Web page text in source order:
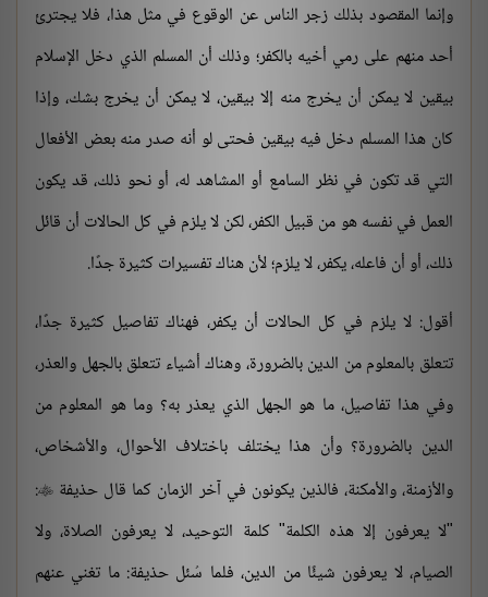
وإنما المقصود بذلك زجر الناس عن الوقوع في مثل هذا، فلا يجترئ
أحد منهم على رمي أخيه بالكفر؛ وذلك أن المسلم الذي دخل الإسلام
بيقين لا يمكن أن يخرج منه إلا بيقين، لا يمكن أن يخرج بشك، وإذا
كان هذا المسلم دخل فيه بيقين فحتى لو أنه صدر منه بعض الأفعال
التي قد تكون في نظر السامع أو المشاهد له، أو نحو ذلك، قد يكون
العمل في نفسه هو من قبيل الكفر، لكن لا يلزم في كل الحالات أن قائل
ذلك، أو أن فاعله، يكفر، لا يلزم؛ لأن هناك تفسيرات كثيرة جدًا.
أقول: لا يلزم في كل الحالات أن يكفر، فهناك تفاصيل كثيرة جدًا،
تتعلق بالمعلوم من الدين بالضرورة، وهناك أشياء تتعلق بالجهل والعذر،
وفي هذا تفاصيل، ما هو الجهل الذي يعذر به؟ وما هو المعلوم من
الدين بالضرورة؟ وأن هذا يختلف باختلاف الأحوال، والأشخاص،
والأزمنة، والأمكنة، فالذين يكونون في آخر الزمان كما قال حذيفة 
:
"لا يعرفون إلا هذه الكلمة" كلمة التوحيد، لا يعرفون الصلاة، ولا
الصيام، لا يعرفون شيئًا من الدين، فلما سُئل حذيفة: ما تغني عنهم